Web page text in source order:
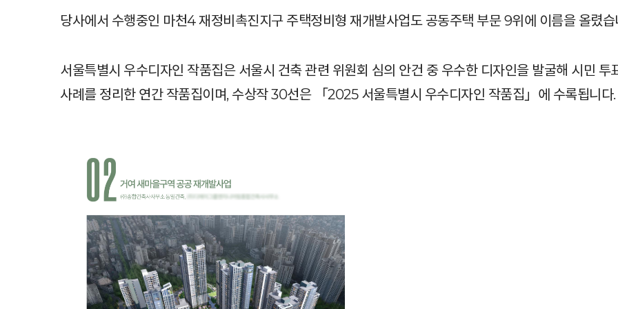
당사에서 수행중인 마천4 재정비촉진지구 주택정비형 재개발사업도 공동주택 부문 9위에 이름을 올렸습
서울특별시 우수디자인 작품집은 서울시 건축 관련 위원회 심의 안건 중 우수한 디자인을 발굴해 시민 투
사례를 정리한 연간 작품집이며, 수상작 30선은 「2025 서울특별시 우수디자인 작품집」에 수록됩니다.